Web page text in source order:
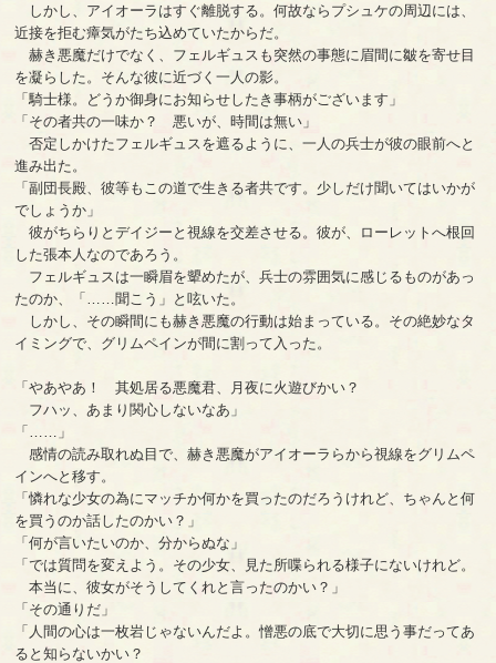
しかし、アイオーラはすぐ離脱する。何故ならプシュケの周辺には、
近接を拒む瘴気がたち込めていたからだ。
赫き悪魔だけでなく、フェルギュスも突然の事態に眉間に皺を寄せ目
を凝らした。そんな彼に近づく一人の影。
「騎士様。どうか御身にお知らせしたき事柄がございます」
「その者共の一味か？ 悪いが、時間は無い」
否定しかけたフェルギュスを遮るように、一人の兵士が彼の眼前へと
進み出た。
「副団長殿、彼等もこの道で生きる者共です。少しだけ聞いてはいかが
でしょうか」
彼がちらりとデイジーと視線を交差させる。彼が、ローレットへ根回
した張本人なのであろう。
フェルギュスは一瞬眉を顰めたが、兵士の雰囲気に感じるものがあっ
たのか、「……聞こう」と呟いた。
しかし、その瞬間にも赫き悪魔の行動は始まっている。その絶妙なタ
イミングで、グリムペインが間に割って入った。
「やあやあ！ 其処居る悪魔君、月夜に火遊びかい？
フハッ、あまり関心しないなあ」
「……」
感情の読み取れぬ目で、赫き悪魔がアイオーラらから視線をグリムペ
インへと移す。
「憐れな少女の為にマッチか何かを買ったのだろうけれど、ちゃんと何
を買うのか話したのかい？」
「何が言いたいのか、分からぬな」
「では質問を変えよう。その少女、見た所喋られる様子にないけれど。
本当に、彼女がそうしてくれと言ったのかい？」
「その通りだ」
「人間の心は一枚岩じゃないんだよ。憎悪の底で大切に思う事だってあ
ると知らないかい？